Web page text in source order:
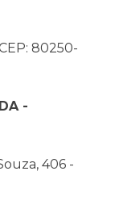
80250-
-
406 -